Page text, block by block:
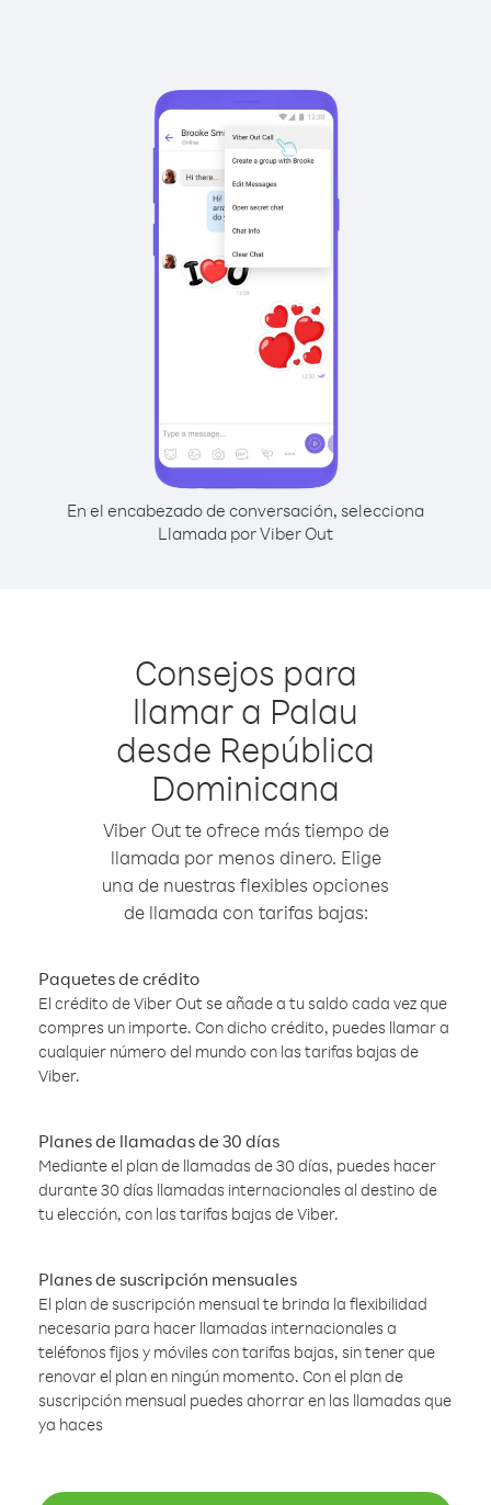
En el encabezado de conversación, selecciona
Llamada por Viber Out
Consejos para
llamar a Palau
desde República
Dominicana
Viber Out te ofrece más tiempo de
llamada por menos dinero. Elige
una de nuestras flexibles opciones
de llamada con tarifas bajas:
Paquetes de crédito
El crédito de Viber Out se añade a tu saldo cada vez que
compres un importe. Con dicho crédito, puedes llamar a
cualquier número del mundo con las tarifas bajas de
Viber.
Planes de llamadas de 30 días
Mediante el plan de llamadas de 30 días, puedes hacer
durante 30 días llamadas internacionales al destino de
tu elección, con las tarifas bajas de Viber.
Planes de suscripción mensuales
El plan de suscripción mensual te brinda la flexibilidad
necesaria para hacer llamadas internacionales a
teléfonos fijos y móviles con tarifas bajas, sin tener que
renovar el plan en ningún momento. Con el plan de
suscripción mensual puedes ahorrar en las llamadas que
ya haces